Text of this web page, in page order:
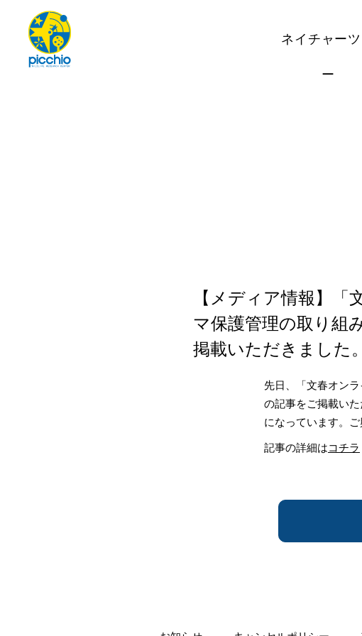
ネイチャー
ー
【メディア情報】
マ保護管理の取り組
掲載いただきました。
先日、「文春オン
の記事をご掲載い
になっています。
記事の詳細はコチラ